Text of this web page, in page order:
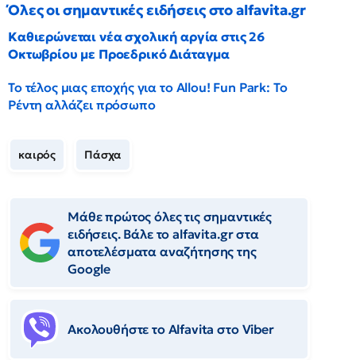
Όλες οι σημαντικές ειδήσεις στο alfavita.gr
Καθιερώνεται νέα σχολική αργία στις 26
Οκτωβρίου με Προεδρικό Διάταγμα
Το τέλος μιας εποχής για το Allou! Fun Park: Το
Ρέντη αλλάζει πρόσωπο
καιρός Πάσχα
Μάθε πρώτος όλες τις σημαντικές
ειδήσεις. Βάλε το alfavita.gr στα
αποτελέσματα αναζήτησης της
Google
Ακολουθήστε το Αlfavita στο Viber